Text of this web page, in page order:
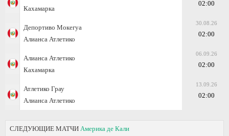
Кахамарка
02:00
Депортиво Мокегуа
Алианса Атлетико
30.08.26
02:00
Алианса Атлетико
Кахамарка
06.09.26
02:00
Атлетико Грау
Алианса Атлетико
13.09.26
02:00
СЛЕДУЮЩИЕ МАТЧИ Америка де Кали